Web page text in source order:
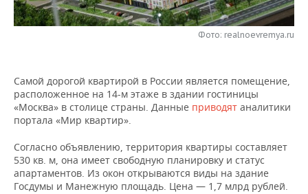
НЕФТЕХИМИЯ
ЭНЕРГЕТИКА
РОЗНИЧНАЯ ТОРГОВЛЯ
УСЛУГИ
НОВОСТИ ТЕХНОЛОГИЙ
МЕДИА
ТЕЛЕКОММУНИКАЦИИ
МЕРОПРИЯТИЯ
ВЫЕЗДНАЯ РЕДАКЦИЯ
БИЗНЕС-БРАНЧИ
ONLINE-КОНФЕРЕНЦИИ
ОТКРЫТАЯ ЛЕКЦИЯ
НОВОСТИ СПОРТА
ФУТБОЛ
ХОККЕЙ
БАСКЕТБОЛ
ОБЩЕСТВО
НОВОСТИ ОБЩЕСТВА
ВЛАСТЬ
ИНФРАСТРУКТУРА
ФОТОГАЛЕРЕЯ
СЮЖЕТЫ
СПРАВОЧНИК
Фото: realnoevremya.ru
Самой дорогой квартирой в России является помещение,
расположенное на 14-м этаже в здании гостиницы
«Москва» в столице страны. Данные приводят аналитики
портала «Мир квартир».
Согласно объявлению, территория квартиры составляет
530 кв. м, она имеет свободную планировку и статус
апартаментов. Из окон открываются виды на здание
Госдумы и Манежную площадь. Цена — 1,7 млрд рублей.